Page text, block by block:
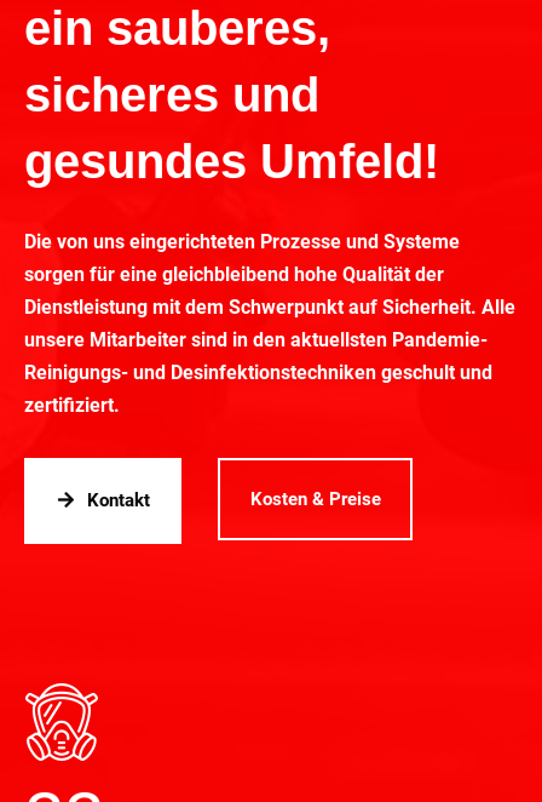
ein sauberes,
sicheres und
gesundes Umfeld!
Die von uns eingerichteten Prozesse und Systeme
sorgen für eine gleichbleibend hohe Qualität der
Dienstleistung mit dem Schwerpunkt auf Sicherheit. Alle
unsere Mitarbeiter sind in den aktuellsten Pandemie-
Reinigungs- und Desinfektionstechniken geschult und
zertifiziert.
Kontakt Kosten & Preise